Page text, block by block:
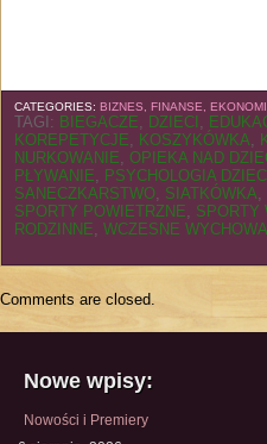
CATEGORIES: BIZNES, FINANSE,
TAGI: BIEGACZE, DZIECI ,
KOREPETYCJE, KOSZYKÓWKA,
NURKOWANIE, OPIEKA NAD
PŁYWANIE, PSYCHOLOGIA
SANECZKARSTWO, SIATKÓWKA,
SPORTY POWIETRZNE, SPORTY
RODZINNE, WCZESNE
Comments are closed.
Nowe wpisy:
Nowości i Premiery